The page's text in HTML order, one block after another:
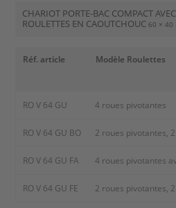
CHARIOT PORTE-BAC COMPACT
ROULETTES EN CAOUTCHOUC 60 × 40
Réf. article Modèle Roulettes
RO V 64 GU 4 roues pivotantes
RO V 64 GU BO
2 roues pivotantes,
RO V 64 GU FA
4 roues pivotantes
RO V 64 GU FE
2 roues pivotantes,